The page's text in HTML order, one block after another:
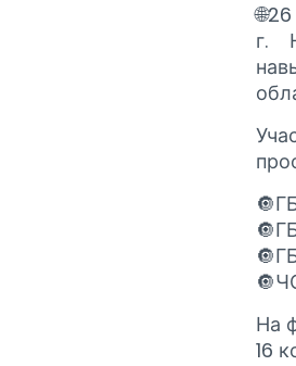
г.
На
16